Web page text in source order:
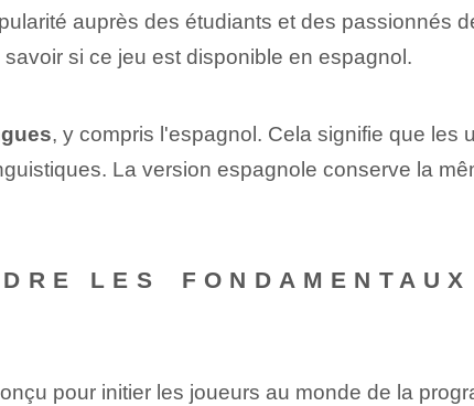
auprès des étudiants et des passionnés
si ce jeu est disponible en espagnol.
, y compris l'espagnol. Cela signifie que les
La version espagnole conserve la
LES
pour initier les joueurs au monde de la